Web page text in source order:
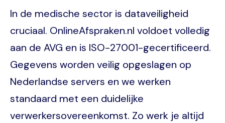
In de medische sector is dataveiligheid
cruciaal. OnlineAfspraken.nl voldoet volledig
aan de AVG en is ISO-27001-gecertificeerd.
Gegevens worden veilig opgeslagen op
Nederlandse servers en we werken
standaard met een duidelijke
verwerkersovereenkomst. Zo werk je altijd